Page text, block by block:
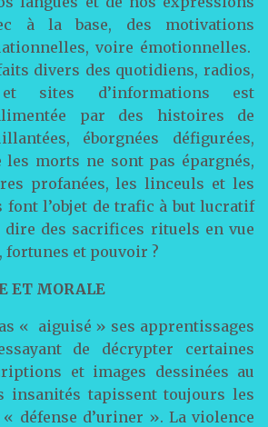
à la base, des motivations
voire émotionnelles.
divers des quotidiens, radios,
sites d’informations est
par des histoires de
éborgnées défigurées,
les morts ne sont pas épargnés,
profanées, les linceuls et les
font l’objet de trafic à but lucratif
dire des sacrifices rituels en vue
fortunes et pouvoir ?
ET MORALE
« aiguisé » ses apprentissages
de décrypter certaines
et images dessinées au
insanités tapissent toujours les
défense d’uriner ». La violence